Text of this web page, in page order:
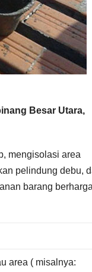
Besar Utara,
mengisolasi area
pelindung debu,
barang
area ( misalnya: